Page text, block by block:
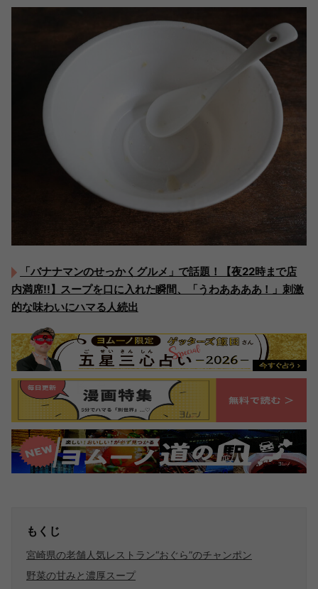
「バナナマンのせっかくグルメ」で話題！【夜22時まで店
内満席!!】スープを口に入れた瞬間、「うわああああ！」刺激
的な味わいにハマる人続出
もくじ
宮崎県の老舗人気レストラン“おぐら”のチャンポン
野菜の甘みと濃厚スープ